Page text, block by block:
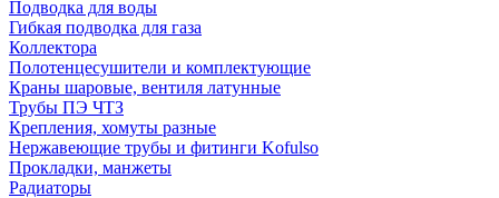
Подводка для воды
Гибкая подводка для газа
Коллектора
Полотенцесушители и комплектующие
Краны шаровые, вентиля латунные
Трубы ПЭ ЧТЗ
Крепления, хомуты разные
Нержавеющие трубы и фитинги Kofulso
Прокладки, манжеты
Радиаторы